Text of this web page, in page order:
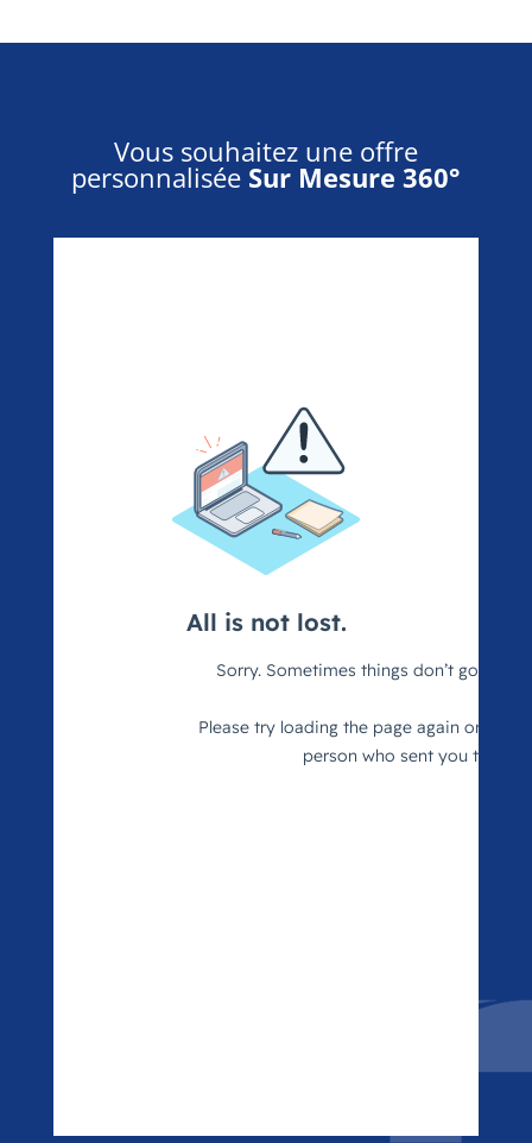
Vous souhaitez une offre
personnalisée Sur Mesure 360°